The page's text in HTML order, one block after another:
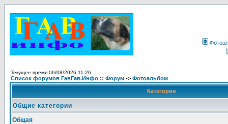
Текущее время 06/08/2026 11:26
Список форумов ГавГав.Инфо :: Форум -> Фотоальбом
Категория
Общие категории
Общая